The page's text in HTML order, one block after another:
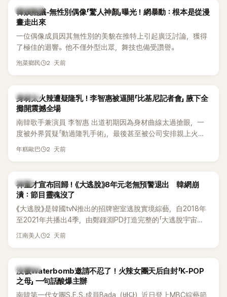
熱議討論
韓娛熱議-無性別偶像「驚人神顏」曝光！網暴動：根本是從漫
畫走出來
一位偶像成員因其無性別的美貌在推特上引起廣泛討論，獲得
了極佳的迴響。他不僅外型出眾，舞技也備受讚譽。
泡菜鄉民 2 天前
K-POP
身材太火辣遭疑隆乳！李智惠被逼開「比基尼記者會」 腋下全
攤開震撼全場
南韓歌手兼演員 李智惠 出道初期因為身材曲線太過搶眼，一
度被外界質疑「動過隆乳手術」，最後甚至被公司安排親上火
線，召開前所未見的「泳裝記者會」澄清。這場記者會後來還被
熱議。 2日播出的 SBS 綜藝節目《我的經紀人太難搞－秘書
鎮》，邀請同時兼顧工作與育兒的演藝圈代表「媽媽群」——李智
惠、李賢怡、李恩亨，以第13位「My Star」身分登場，分享最真
實的生活日常。 節目一開始，李瑞鎮 率先與李智惠會合，兩人
邊搭車邊聊天，氣氛輕鬆。聊到最近的新聞，李瑞鎮突然直球
發問：「妳不是上新聞了？說妳去做整形？是人中縮短手術嗎？」
延燒到過去的爭議。李瑞鎮脫口補刀：「妳以前不是還在游泳池
開過記者會？」直接點名她當年的風波。李智惠聽了忍不住笑
說：「哥怎麼連這個都知道？」李瑞鎮則回嘴：「那時候新聞鬧那
年糕歐巴 2 天前
韓星
神童才宣布回歸！《大逃脫》8年元老無預警退出 韓網崩
潰：節目靈魂沒了
《大逃脫》是韓國tvN推出的招牌密室逃脫實境綜藝，自2018年
至2021年共播出4季，由鄭鍾淵PD打造完整的「大逃脫宇宙
（DTCU）」，憑藉燒腦劇情、電影級場景與龐大世界觀，累積
江南美人 2 天前
K-POP
沒被Waterbomb邀請不忍了！火辣女團天后自封「K-POP
之母」 一句話酸爆主辦
南韓第一代女團S.E.S.成員Bada（바다）近日登上MBC綜藝節